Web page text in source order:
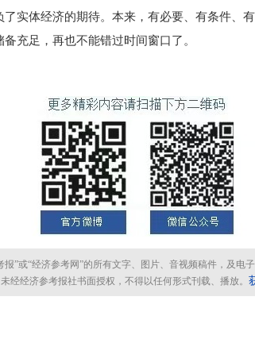
了实体经济的期待。本来，有必要、有条件、
备充足，再也不能错过时间窗口了。
报”或“经济参考网”的所有文字、图片、音视频稿件，及电
经经济参考报社书面授权，不得以任何形式刊载、播放。